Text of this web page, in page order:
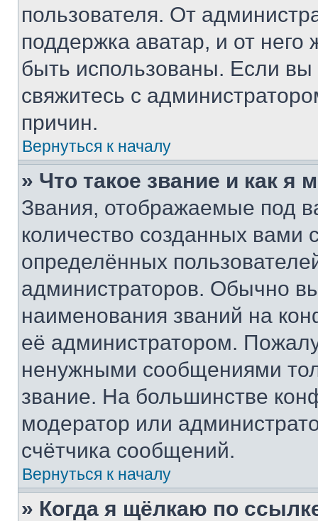
пользователя. От
поддержка аватар, и от него
быть использованы. Если
свяжитесь с
причин.
Вернуться к началу
» Что такое звание и как я
Звания, отображаемые под
количество созданных
определённых
администраторов. Обычно
наименования званий на
её администратором.
ненужными сообщениями
звание. На большинстве
модератор или
счётчика сообщений.
Вернуться к началу
» Когда я щёлкаю по